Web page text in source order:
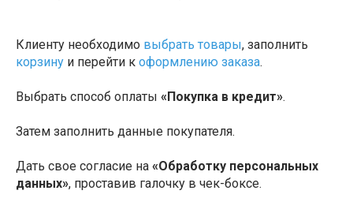
Клиенту необходимо выбрать товары, заполнить
корзину и перейти к оформлению заказа.
Выбрать способ оплаты «Покупка в кредит».
Затем заполнить данные покупателя.
Дать свое согласие на «Обработку персональных
данных», проставив галочку в чек-боксе.